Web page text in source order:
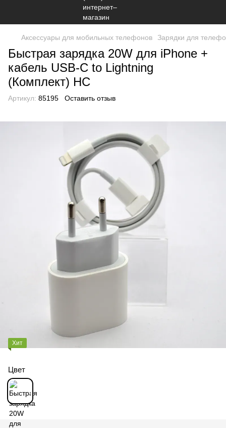
Аксессуары для мобильных телефонов Зарядки для
Быстрая зарядка 20W для iPhone +
кабель USB-C to Lightning
(Комплект) HC
Артикул: 85195 Оставить отзыв
Хит
Цвет